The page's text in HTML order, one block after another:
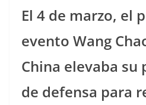
El 4 de marzo, el
evento Wang
China elevaba su
de defensa para